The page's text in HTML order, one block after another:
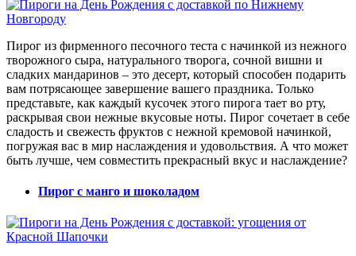
Пирог из фирменного песочного теста с начинкой из нежного
творожного сыра, натурального творога, сочной вишни и
сладких мандаринов – это десерт, который способен подарить
вам потрясающее завершение вашего праздника. Только
представьте, как каждый кусочек этого пирога тает во рту,
раскрывая свои нежные вкусовые ноты. Пирог сочетает в себе
сладость и свежесть фруктов с нежной кремовой начинкой,
погружая вас в мир наслаждения и удовольствия. А что может
быть лучше, чем совместить прекрасный вкус и наслаждение?
Пирог с манго и шоколадом